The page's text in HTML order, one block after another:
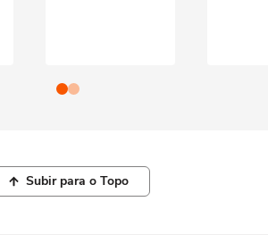
Subir para o Topo